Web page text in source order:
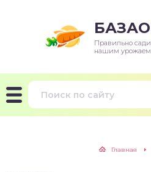
Правильно
нашим урожаем.
Главная